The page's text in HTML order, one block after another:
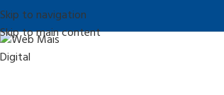
Skip to navigation
Skip to main content